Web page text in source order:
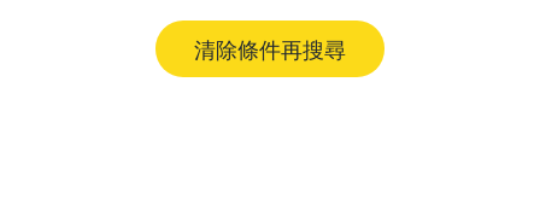
清除條件再搜尋